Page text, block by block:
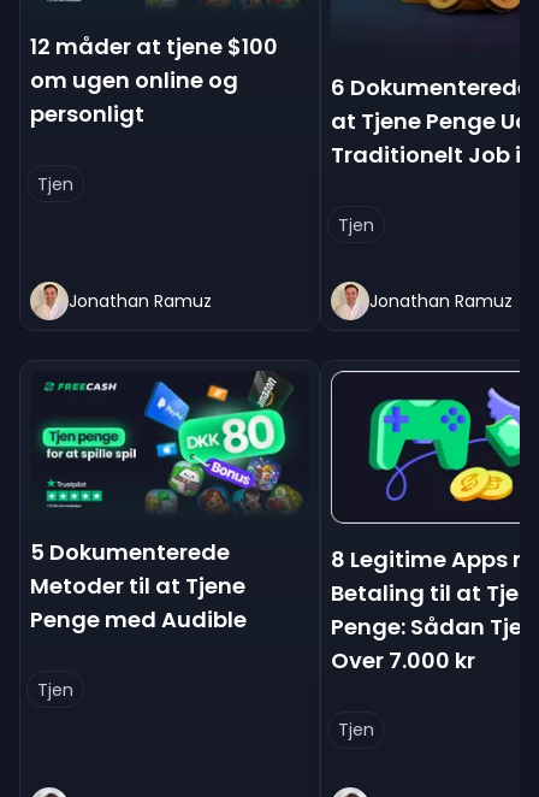
12 måder at tjene $100
om ugen online og
personligt
Tjen
Jonathan Ramuz
6 Dokumenterede
at Tjene Penge
Traditionelt Job i
Tjen
Jonathan Ramuz
5 Dokumenterede
Metoder til at Tjene
Penge med Audible
Tjen
8 Legitime Apps
Betaling til at
Penge: Sådan
Over 7.000 kr
Tjen